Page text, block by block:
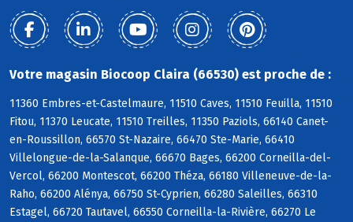
Votre magasin Biocoop Claira (66530) est proche de :
11360 Embres-et-Castelmaure, 11510 Caves, 11510 Feuilla, 11510
Fitou, 11370 Leucate, 11510 Treilles, 11350 Paziols, 66140 Canet-
en-Roussillon, 66570 St-Nazaire, 66470 Ste-Marie, 66410
Villelongue-de-la-Salanque, 66670 Bages, 66200 Corneilla-del-
Vercol, 66200 Montescot, 66200 Théza, 66180 Villeneuve-de-la-
Raho, 66200 Alénya, 66750 St-Cyprien, 66280 Saleilles, 66310
Estagel, 66720 Tautavel, 66550 Corneilla-la-Rivière, 66270 Le